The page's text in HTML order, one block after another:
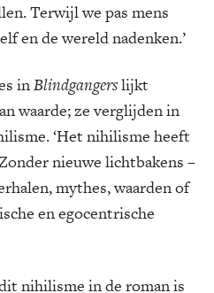
Terwijl we pas mens
en de wereld nadenken.’
inBlindgangerslijkt
waarde; ze verglijden in
‘Het nihilisme heeft
nieuwe lichtbakens –
mythes, waarden of
en egocentrische
nihilisme in de roman is